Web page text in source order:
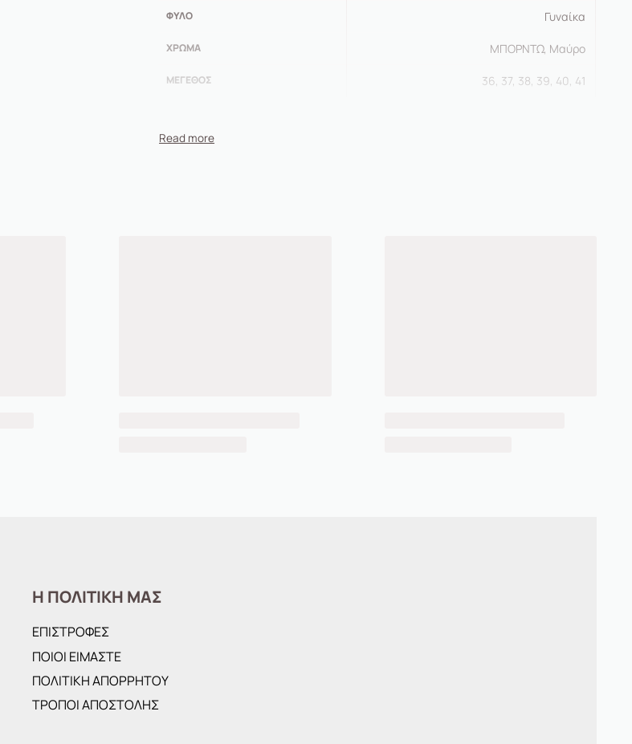
ΦΎΛΟ Γυναίκα
ΧΡΏΜΑ MΠΟΡΝΤΩ, Μαύρο
ΜΈΓΕΘΟΣ 36, 37, 38, 39, 40, 41
Η ΠΟΛΙΤΙΚΗ ΜΑΣ
ΕΠΙΣΤΡΟΦΕΣ
ΠΟΙΟΙ ΕΙΜΑΣΤΕ
ΠΟΛΙΤΙΚΗ ΑΠΟΡΡΗΤΟΥ
ΤΡΟΠΟΙ ΑΠΟΣΤΟΛΗΣ